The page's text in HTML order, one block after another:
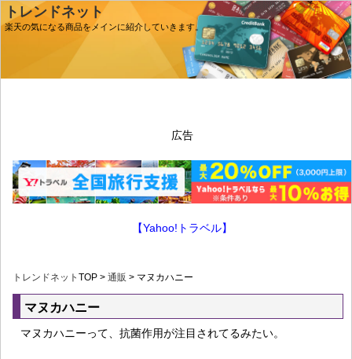
トレンドネット
楽天の気になる商品をメインに紹介していきます。
広告
【Yahoo!トラベル】
トレンドネット TOP > 通販 > マヌカハニー
マヌカハニー
マヌカハニーって、抗菌作用が注目されてるみたい。